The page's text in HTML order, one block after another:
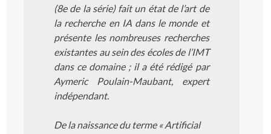
(8e de la série) fait un état de l’art de
la recherche en IA dans le monde et
présente les nombreuses recherches
existantes au sein des écoles de l’IMT
dans ce domaine ; il a été rédigé par
Aymeric Poulain-Maubant, expert
indépendant.
De la naissance du terme « Artificial